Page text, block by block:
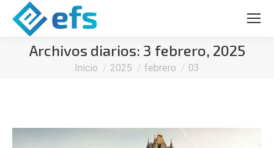
Archivos diarios: 3 febrero, 2025
Estás aquí:
Inicio 2025 febrero 03